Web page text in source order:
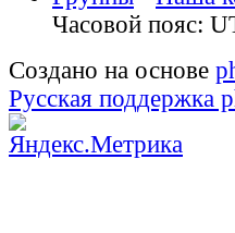
Часовой пояс:
Создано на основе
Русская поддержка